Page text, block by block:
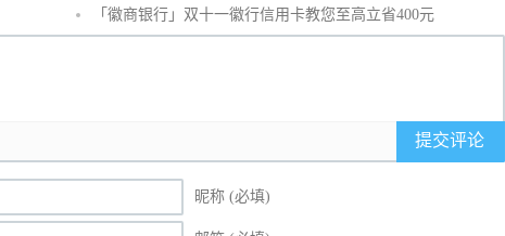
「徽商银行」双十一徽行信用卡教您至高立省400元
提交评论
昵称 (必填)